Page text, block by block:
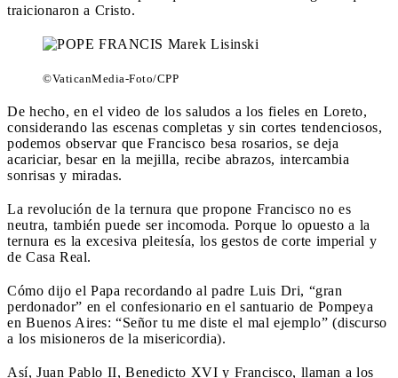
traicionaron a Cristo.
©VaticanMedia-Foto/CPP
De hecho, en el video de los saludos a los fieles en Loreto,
considerando las escenas completas y sin cortes tendenciosos,
podemos observar que Francisco besa rosarios, se deja
acariciar, besar en la mejilla, recibe abrazos, intercambia
sonrisas y miradas.
La revolución de la ternura que propone Francisco no es
neutra, también puede ser incomoda. Porque lo opuesto a la
ternura es la excesiva pleitesía, los gestos de corte imperial y
de Casa Real.
Cómo dijo el Papa recordando al padre Luis Dri, “gran
perdonador” en el confesionario en el santuario de Pompeya
en Buenos Aires: “Señor tu me diste el mal ejemplo” (discurso
a los misioneros de la misericordia).
Así, Juan Pablo II, Benedicto XVI y Francisco, llaman a los